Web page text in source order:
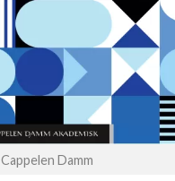
Cappelen Damm